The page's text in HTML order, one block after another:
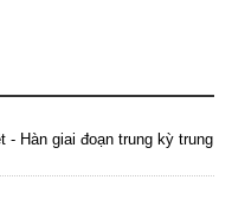
- Hàn giai đoạn trung kỳ trung